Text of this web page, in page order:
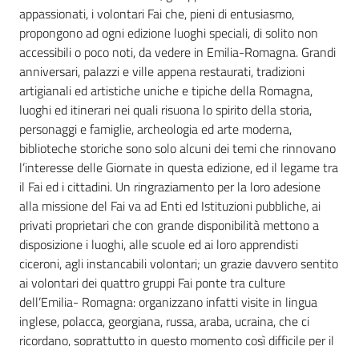
appassionati, i volontari Fai che, pieni di entusiasmo,
propongono ad ogni edizione luoghi speciali, di solito non
accessibili o poco noti, da vedere in Emilia-Romagna. Grandi
anniversari, palazzi e ville appena restaurati, tradizioni
artigianali ed artistiche uniche e tipiche della Romagna,
luoghi ed itinerari nei quali risuona lo spirito della storia,
personaggi e famiglie, archeologia ed arte moderna,
biblioteche storiche sono solo alcuni dei temi che rinnovano
l’interesse delle Giornate in questa edizione, ed il legame tra
il Fai ed i cittadini. Un ringraziamento per la loro adesione
alla missione del Fai va ad Enti ed Istituzioni pubbliche, ai
privati proprietari che con grande disponibilità mettono a
disposizione i luoghi, alle scuole ed ai loro apprendisti
ciceroni, agli instancabili volontari; un grazie davvero sentito
ai volontari dei quattro gruppi Fai ponte tra culture
dell’Emilia- Romagna: organizzano infatti visite in lingua
inglese, polacca, georgiana, russa, araba, ucraina, che ci
ricordano, soprattutto in questo momento così difficile per il